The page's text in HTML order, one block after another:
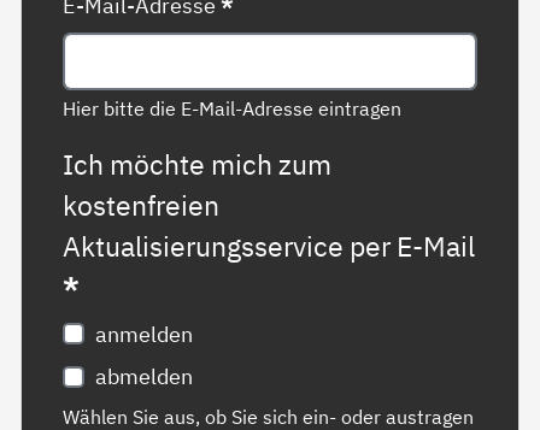
Hier bitte die E-Mail-Adresse eintragen
Ich möchte mich zum
kostenfreien
Aktualisierungsservice per E-Mail
*
anmelden
abmelden
Wählen Sie aus, ob Sie sich ein- oder austragen